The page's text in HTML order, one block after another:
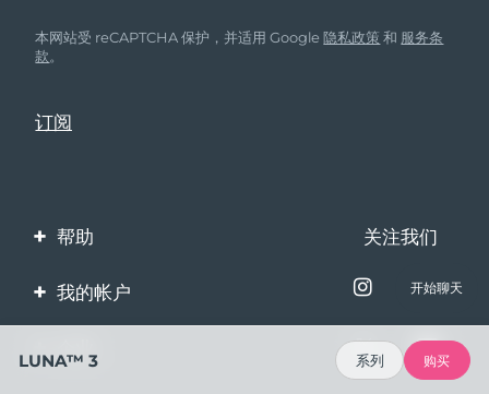
本网站受 reCAPTCHA 保护，并适用 Google隐私政策 和 服务条
款。
帮助
联系我们
订单与运输
保修与退换货
关注我们
我的帐户 开始聊天
LUNA™ 3 系列 购买